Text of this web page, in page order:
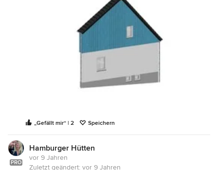
„Gefällt mir“ | 2 Speichern
PRO
Hamburger Hütten
vor 9 Jahren
Zuletzt geändert: vor 9 Jahren